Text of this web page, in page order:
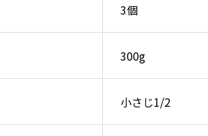
3個
300g
小さじ1/2